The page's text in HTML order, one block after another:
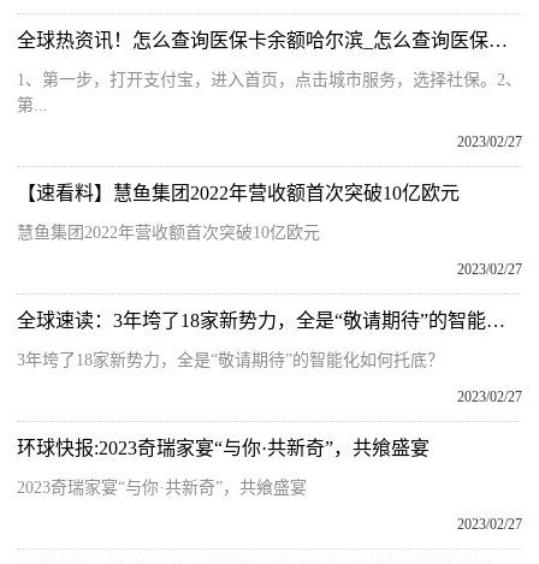
全球热资讯！怎么查询医保卡余额哈尔滨_怎么查询医保卡余额和明细
1、第一步，打开支付宝，进入首页，点击城市服务，选择社保。2、
第...
2023/02/27
【速看料】慧鱼集团2022年营收额首次突破10亿欧元
慧鱼集团2022年营收额首次突破10亿欧元
2023/02/27
全球速读：3年垮了18家新势力，全是“敬请期待”的智能化如何托底？
3年垮了18家新势力，全是“敬请期待”的智能化如何托底？
2023/02/27
环球快报:2023奇瑞家宴“与你·共新奇”，共飨盛宴
2023奇瑞家宴“与你·共新奇”，共飨盛宴
2023/02/27